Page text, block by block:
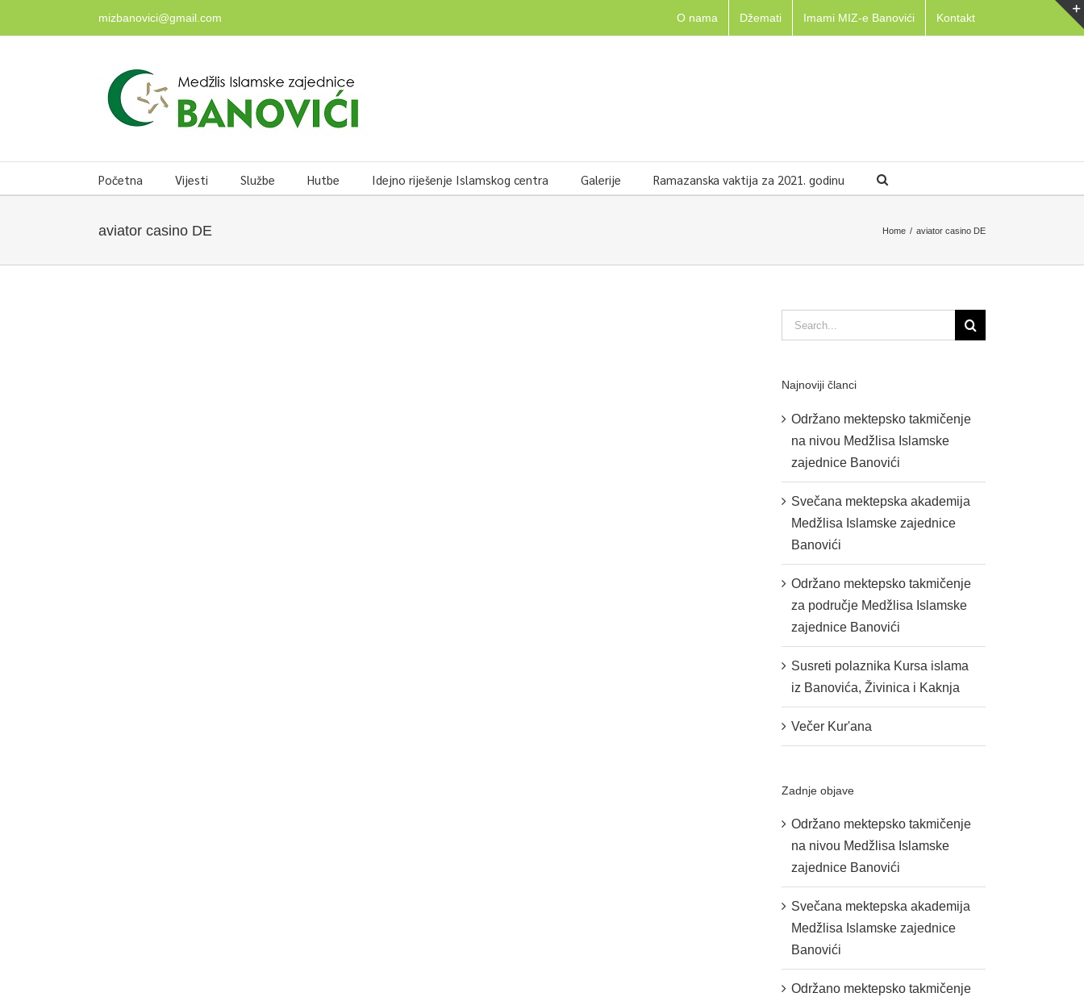
mizbanovici@gmail.com O nama Džemati Imami MIZ-e Banovići Kontakt
Početna Vijesti Službe Hutbe Idejno riješenje Islamskog centra Galerije Ramazanska vaktija za 2021. godinu
aviator casino DE Home / aviator casino DE
Search
for:
Najnoviji članci
Održano mektepsko takmičenje
na nivou Medžlisa Islamske
zajednice Banovići
Svečana mektepska akademija
Medžlisa Islamske zajednice
Banovići
Održano mektepsko takmičenje
za područje Medžlisa Islamske
zajednice Banovići
Susreti polaznika Kursa islama
iz Banovića, Živinica i Kaknja
Večer Kur'ana
Zadnje objave
Održano mektepsko takmičenje
na nivou Medžlisa Islamske
zajednice Banovići
Svečana mektepska akademija
Medžlisa Islamske zajednice
Banovići
Održano mektepsko takmičenje